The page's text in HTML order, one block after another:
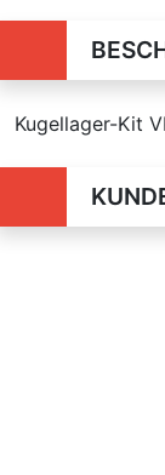
Kugellager-Kit